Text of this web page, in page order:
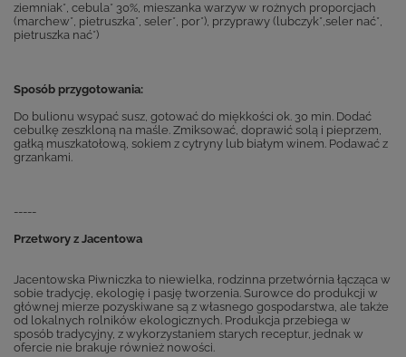
ziemniak*, cebula* 30%, mieszanka warzyw w rożnych proporcjach
(marchew*, pietruszka*, seler*, por*), przyprawy (lubczyk*,seler nać*,
pietruszka nać*)
Sposób przygotowania:
Do bulionu wsypać susz, gotować do miękkości ok. 30 min. Dodać
cebulkę zeszkloną na maśle. Zmiksować, doprawić solą i pieprzem,
gałką muszkatołową, sokiem z cytryny lub białym winem. Podawać z
grzankami.
-----
Przetwory z Jacentowa
Jacentowska Piwniczka to niewielka, rodzinna przetwórnia łącząca w
sobie tradycję, ekologię i pasję tworzenia. Surowce do produkcji w
głównej mierze pozyskiwane są z własnego gospodarstwa, ale także
od lokalnych rolników ekologicznych. Produkcja przebiega w
sposób tradycyjny, z wykorzystaniem starych receptur, jednak w
ofercie nie brakuje również nowości.